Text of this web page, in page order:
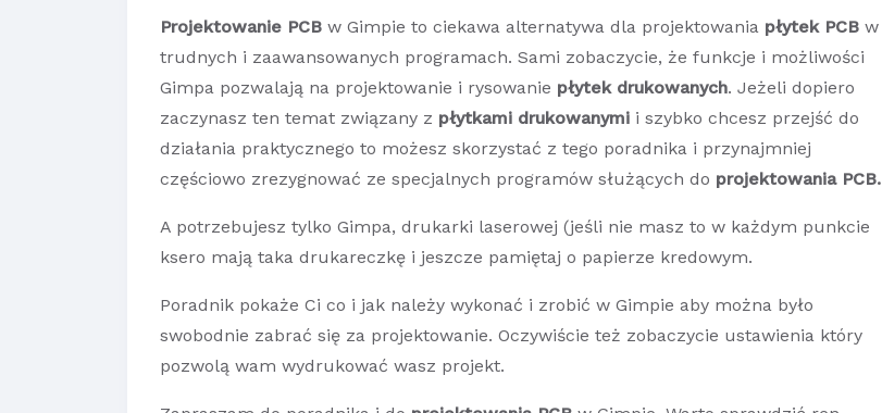
Projektowanie PCB w Gimpie to ciekawa alternatywa dla projektowania płytek PCB w
trudnych i zaawansowanych programach. Sami zobaczycie, że funkcje i możliwości
Gimpa pozwalają na projektowanie i rysowanie płytek drukowanych. Jeżeli dopiero
zaczynasz ten temat związany z płytkami drukowanymi i szybko chcesz przejść do
działania praktycznego to możesz skorzystać z tego poradnika i przynajmniej
częściowo zrezygnować ze specjalnych programów służących do projektowania PCB.
A potrzebujesz tylko Gimpa, drukarki laserowej (jeśli nie masz to w każdym punkcie
ksero mają taka drukareczkę i jeszcze pamiętaj o papierze kredowym.
Poradnik pokaże Ci co i jak należy wykonać i zrobić w Gimpie aby można było
swobodnie zabrać się za projektowanie. Oczywiście też zobaczycie ustawienia który
pozwolą wam wydrukować wasz projekt.